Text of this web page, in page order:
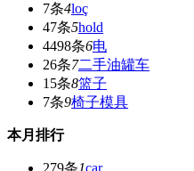
7条4loç
47条5hold
4498条6电
26条7二手油罐车
15条8篮子
7条9椅子模具
本月排行
279条1car